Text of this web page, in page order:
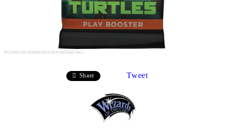
Share Tweet